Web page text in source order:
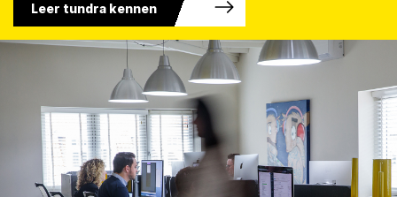
Leer tundra kennen